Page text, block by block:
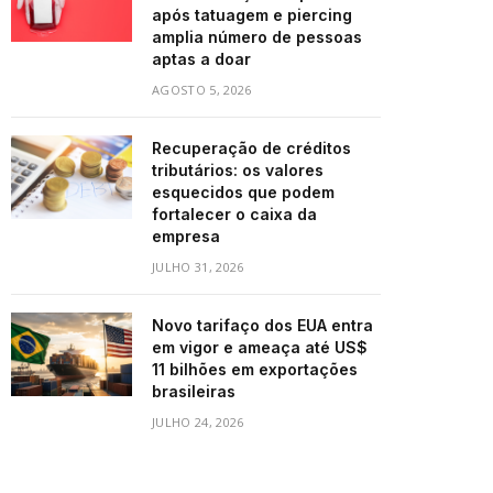
após tatuagem e piercing
amplia número de pessoas
aptas a doar
AGOSTO 5, 2026
Recuperação de créditos
tributários: os valores
esquecidos que podem
fortalecer o caixa da
empresa
JULHO 31, 2026
Novo tarifaço dos EUA entra
em vigor e ameaça até US$
11 bilhões em exportações
brasileiras
JULHO 24, 2026